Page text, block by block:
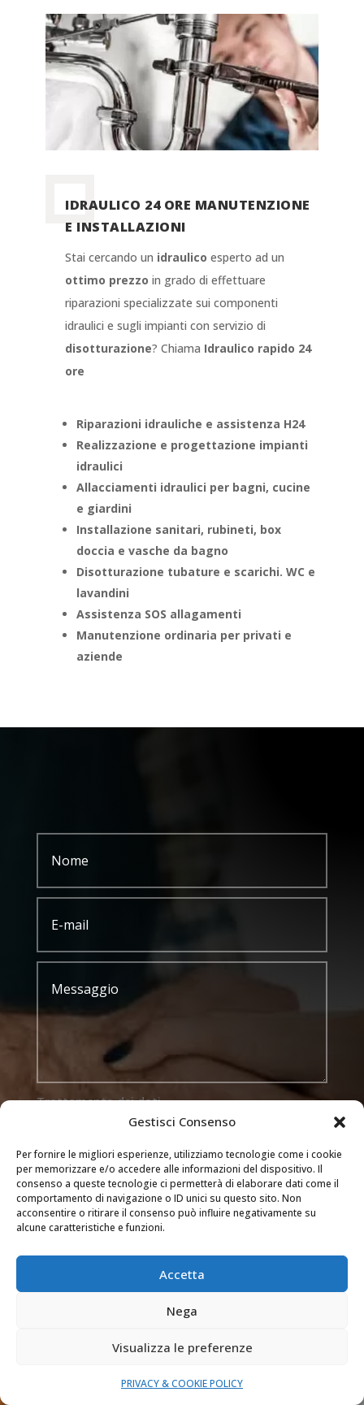
Gestisci Consenso
Per fornire le migliori esperienze, utilizziamo tecnologie come i cookie
per memorizzare e/o accedere alle informazioni del dispositivo. Il
consenso a queste tecnologie ci permetterà di elaborare dati come il
comportamento di navigazione o ID unici su questo sito. Non
acconsentire o ritirare il consenso può influire negativamente su
alcune caratteristiche e funzioni.
Accetta
Nega
Visualizza le preferenze
PRIVACY & COOKIE POLICY
IDRAULICO 24 ORE MANUTENZIONE
E INSTALLAZIONI
Stai cercando un idraulico esperto ad un
ottimo prezzo in grado di effettuare
riparazioni specializzate sui componenti
idraulici e sugli impianti con servizio di
disotturazione? Chiama Idraulico rapido 24
ore
Riparazioni idrauliche e assistenza H24
Realizzazione e progettazione impianti
idraulici
Allacciamenti idraulici per bagni, cucine
e giardini
Installazione sanitari, rubineti, box
doccia e vasche da bagno
Disotturazione tubature e scarichi. WC e
lavandini
Assistenza SOS allagamenti
Manutenzione ordinaria per privati e
aziende
Trattamento dei dati
Acconsento al trattamento dei miei dati
secondo la privacy policy di questo sito web
12 + 11= INVIA
Novara, Varese, Bergamo, Lecco, le loro
province e Monza e Brianza
La nostra assistenza rapida è attiva 265 giorni